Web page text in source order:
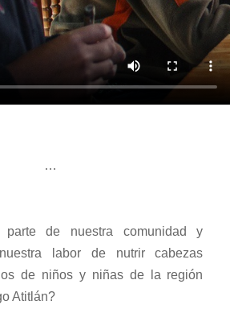
…
parte de nuestra comunidad y
labor de nutrir cabezas
de niños y niñas de la región
Atitlán?